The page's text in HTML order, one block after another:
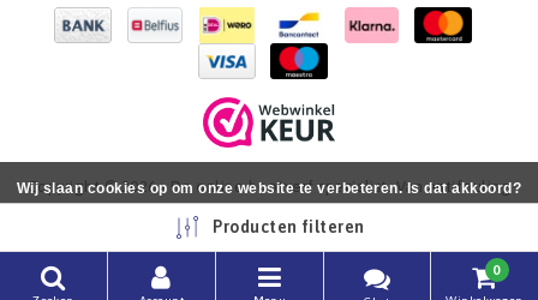
Copyright © 2026 - De online bootverf specialist. Van antifouling
tot aflak. - All rights reserved - RealizationInStijl Media
Producten filteren
0
Wij slaan cookies op om onze website te verbeteren. Is dat akkoord?
Nee Meer over cookies »